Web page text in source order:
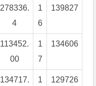
278336.
4
1
6
139827
113452.
00
1
7
134606
134717.
1
129726